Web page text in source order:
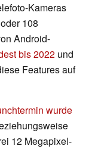
Kameras
108
Android-
bis 2022 und
Features auf
wurde
12 Megapixel-